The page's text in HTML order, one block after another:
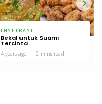
INSPIRASI
Bekal untuk Suami
Tercinta
4 years ago 2 mins read